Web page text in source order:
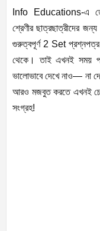
Info Educations-এ
শ্রেণীর ছাত্রছাত্রীদের
গুরুত্বপূর্ণ 2 Set প্রশ্নপত্র।
থেকে। তাই এখনই সময়
ভালোভাবে দেখে নাও— না
আরও মজবুত করতে এখনই
সংগ্রহ!